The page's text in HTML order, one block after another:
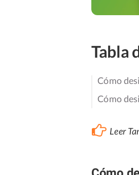
Tabla
Cómo
Cómo
Leer